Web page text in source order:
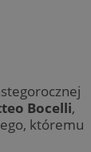
Bocelli,
któremu